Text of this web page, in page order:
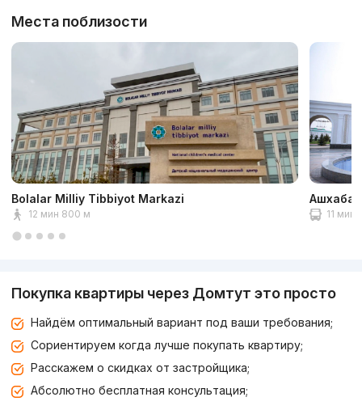
Места поблизости
Bolalar Milliy Tibbiyot Markazi
12 мин 800 м 11 мин
Покупка квартиры через Домтут это просто
Найдём оптимальный вариант под ваши требования;
Сориентируем когда лучше покупать квартиру;
Расскажем о скидках от застройщика;
Абсолютно бесплатная консультация;